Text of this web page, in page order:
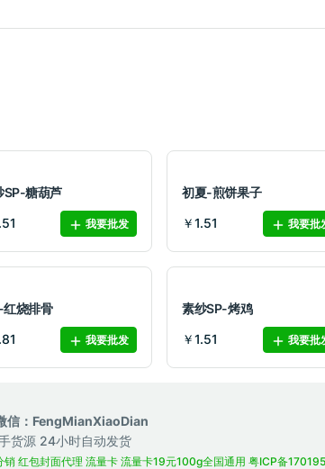
SP-糖葫芦
我要批发
初夏-煎饼果子
￥1.51 我要批
烧排骨
我要批发
素纱SP-烤鸡
￥1.51 我要批
信：FengMianXiaoDian
货源 24小时自动发货
销 红包封面代理 流量卡 流量卡19元100g全国通用 粤ICP备